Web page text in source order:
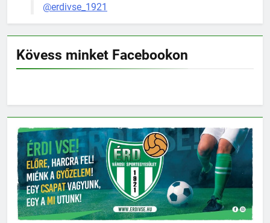
@erdivse_1921
Kövess minket Facebookon